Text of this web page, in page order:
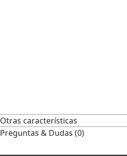
Otras características
Preguntas & Dudas (0)